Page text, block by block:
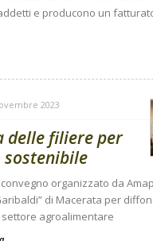
e producono un
2023
delle filiere per
sostenibile
organizzato da
di Macerata per
agroalimentare